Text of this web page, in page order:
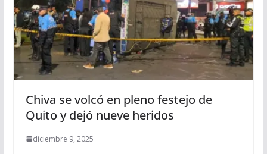
Chiva se volcó en pleno festejo de
Quito y dejó nueve heridos
diciembre 9, 2025